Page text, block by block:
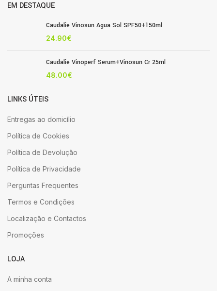
EM DESTAQUE
Caudalie Vinosun Agua Sol SPF50+150ml
24.90€
Caudalie Vinoperf Serum+Vinosun Cr 25ml
48.00€
LINKS ÚTEIS
Entregas ao domicílio
Política de Cookies
Política de Devolução
Política de Privacidade
Perguntas Frequentes
Termos e Condições
Localização e Contactos
Promoções
LOJA
A minha conta